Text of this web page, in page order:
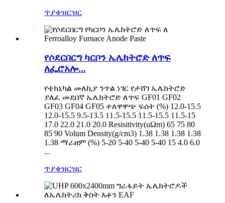
ጥያቄዝርዝር
የሶደርበርግ ካርቦን ኤሌክትሮድ ለጥፍ
ለፌሮአሎ...
የቴክኒካል መለኪያ ንጥል ነገር የታሸገ ኤሌክትሮድ
ያለፈ መደበኛ ኤሌክትሮድ ለጥፍ GF01 GF02
GF03 GF04 GF05 ተለዋዋጭ ፍሰት (%) 12.0-15.5
12.0-15.5 9.5-13.5 11.5-15.5 11.5-15.5 11.5-15
17.0 22.0 21.0 20.0 Resisitivity(uΩm) 65 75 80
85 90 Volum Density(g/cm3) 1.38 1.38 1.38 1.38
1.38 ማራዘም (%) 5-20 5-40 5-40 5-40 15 4.0 6.0
...
ጥያቄዝርዝር